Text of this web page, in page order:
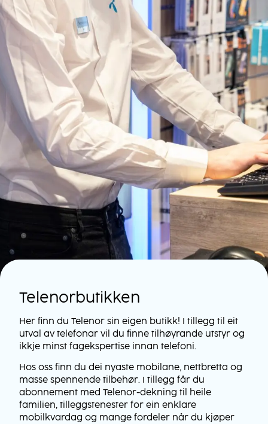
Telenorbutikken
Her finn du Telenor sin eigen butikk! I tillegg til eit
utval av telefonar vil du finne tilhøyrande utstyr og
ikkje minst fagekspertise innan telefoni.
Hos oss finn du dei nyaste mobilane, nettbretta og
masse spennende tilbehør. I tillegg får du
abonnement med Telenor-dekning til heile
familien, tilleggstenester for ein enklare
mobilkvardag og mange fordeler når du kjøper